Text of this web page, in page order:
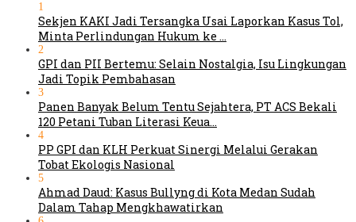
1
Sekjen KAKI Jadi Tersangka Usai Laporkan Kasus Tol,
Minta Perlindungan Hukum ke …
2
GPI dan PII Bertemu: Selain Nostalgia, Isu Lingkungan
Jadi Topik Pembahasan
3
Panen Banyak Belum Tentu Sejahtera, PT ACS Bekali
120 Petani Tuban Literasi Keua…
4
PP GPI dan KLH Perkuat Sinergi Melalui Gerakan
Tobat Ekologis Nasional
5
Ahmad Daud: Kasus Bullyng di Kota Medan Sudah
Dalam Tahap Mengkhawatirkan